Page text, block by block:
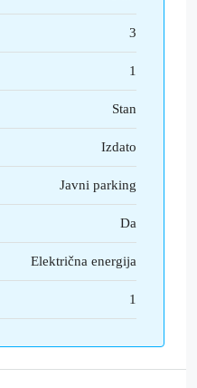
3
1
Stan
Izdato
Javni parking
Da
Električna energija
1